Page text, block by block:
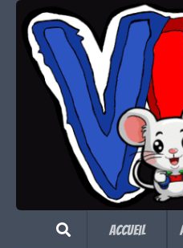
Skip to content
Accueil